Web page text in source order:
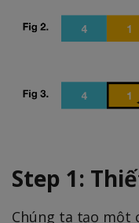
Step 1:
Chúng ta tạo một